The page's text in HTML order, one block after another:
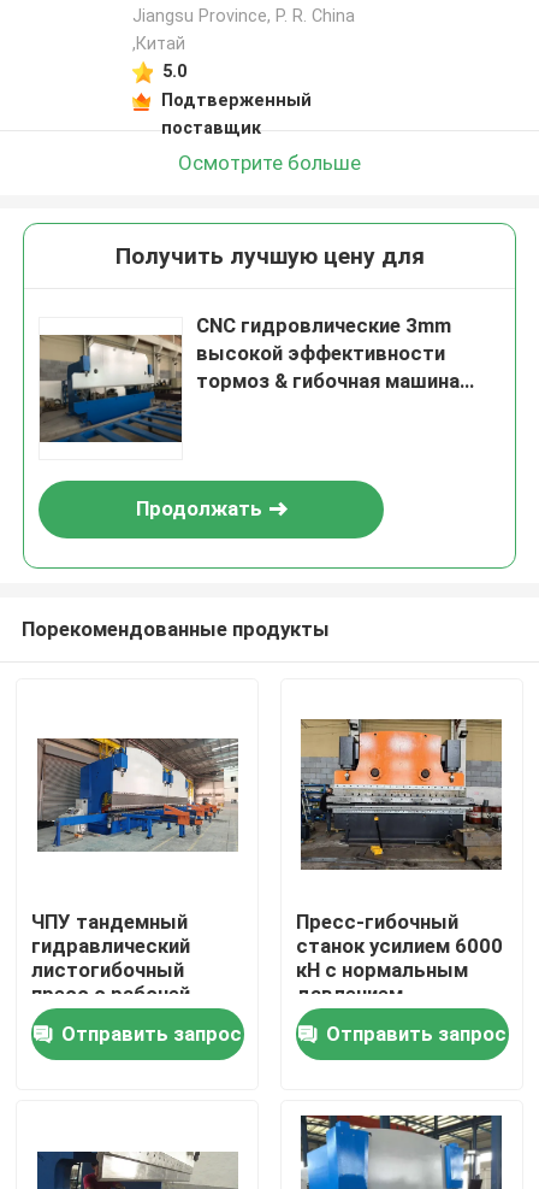
Домой
О нас
Jiangsu Province, P. R. China
,Китай
5.0
Подтверженный
поставщик
Осмотрите больше
Получить лучшую цену для
CNC гидровлические 3mm
высокой эффективности
тормоз & гибочная машина
Продолжать
Порекомендованные продукты
ЧПУ тандемный
гидравлический
листогибочный
пресс с рабочей
силой 2x1200 тонн и
длиной стола 2x6250
мм для длительного
Отправить запрос
Пресс-гибочный
станок усилием 6000
кН с нормальным
давлением,
скоростью гибки 5
мм/с и длиной листа
2200-7000 мм
Отправить запрос